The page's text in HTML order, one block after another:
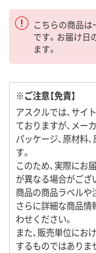
こちらの商品
です。お届け日
ます。
※ご注意【免責】
アスクルでは、サイ
ておりますが、メー
パッケージ、原材料
す。
このため、実際にお
が異なる場合がござ
商品の商品ラベルや
さらに詳細な商品情
わせください。
また、販売単位にお
するものではありま